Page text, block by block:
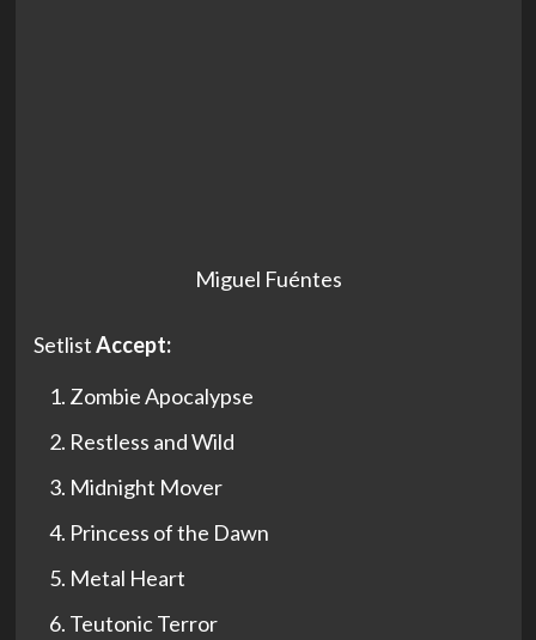
Miguel Fuéntes
SetlistAccept:
Zombie Apocalypse
Restless and Wild
Midnight Mover
Princess of the Dawn
Metal Heart
Teutonic Terror